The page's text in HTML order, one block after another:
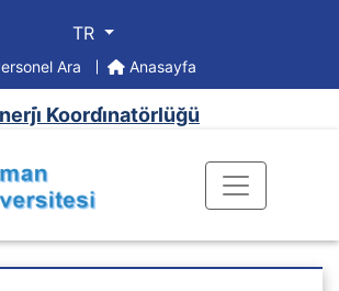
TR
Ara Anasayfa
Koordi̇natörlüğü